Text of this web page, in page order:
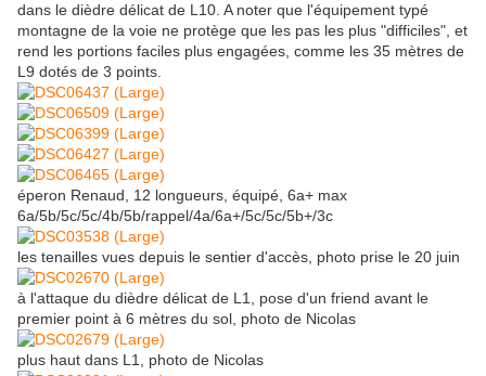
dans le dièdre délicat de L10. A noter que l'équipement typé
montagne de la voie ne protège que les pas les plus "difficiles", et
rend les portions faciles plus engagées, comme les 35 mètres de
L9 dotés de 3 points.
éperon Renaud, 12 longueurs, équipé, 6a+ max
6a/5b/5c/5c/4b/5b/rappel/4a/6a+/5c/5c/5b+/3c
les tenailles vues depuis le sentier d'accès, photo prise le 20 juin
à l'attaque du dièdre délicat de L1, pose d'un friend avant le
premier point à 6 mètres du sol, photo de Nicolas
plus haut dans L1, photo de Nicolas